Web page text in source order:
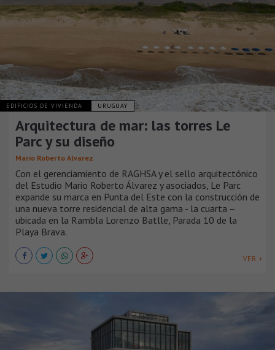
EDIFICIOS DE VIVIENDA URUGUAY
Arquitectura de mar: las torres Le
Parc y su diseño
Mario Roberto Alvarez
Con el gerenciamiento de RAGHSA y el sello arquitectónico
del Estudio Mario Roberto Álvarez y asociados, Le Parc
expande su marca en Punta del Este con la construcción de
una nueva torre residencial de alta gama - la cuarta –
ubicada en la Rambla Lorenzo Batlle, Parada 10 de la
Playa Brava.
VER +